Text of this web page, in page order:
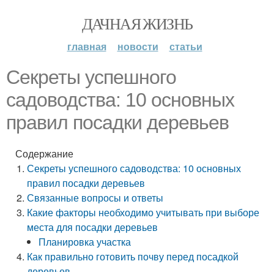
ДАЧНАЯ ЖИЗНЬ
главная новости статьи
Секреты успешного
садоводства: 10 основных
правил посадки деревьев
Содержание
Секреты успешного садоводства: 10 основных
правил посадки деревьев
Связанные вопросы и ответы
Какие факторы необходимо учитывать при выборе
места для посадки деревьев
Планировка участка
Как правильно готовить почву перед посадкой